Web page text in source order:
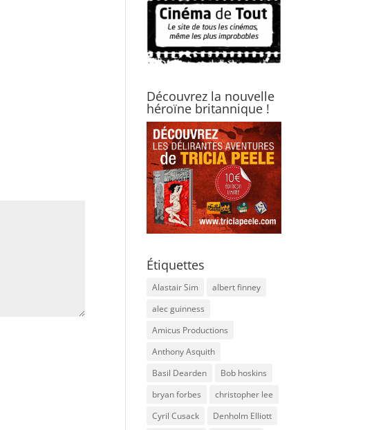
Découvrez la nouvelle
héroïne britannique !
Étiquettes
Alastair Sim
albert finney
alec guinness
Amicus Productions
Anthony Asquith
Basil Dearden
Bob hoskins
bryan forbes
christopher lee
Cyril Cusack
Denholm Elliott